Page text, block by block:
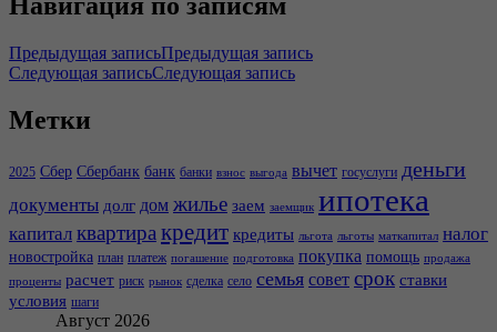
Навигация по записям
Предыдущая записьПредыдущая запись
Следующая записьСледующая запись
Метки
2025 Сбер Сбербанк банк банки взнос выгода вычет госуслуги деньги
документы долг дом жилье заем заемщик ипотека
капитал квартира кредит кредиты льгота льготы маткапитал налог
новостройка план платеж погашение подготовка покупка помощь продажа
проценты расчет риск рынок сделка село семья совет срок ставки
условия шаги
Август 2026